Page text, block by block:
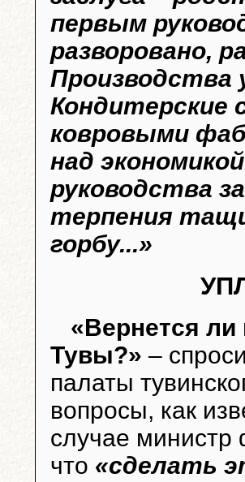
первым
разворовано,
Производства
Кондитерские
ковровыми
над
руководства
терпения
горбу...»
«Вернется ли
Тувы?» –
палаты
вопросы, как
случае
что «сделать